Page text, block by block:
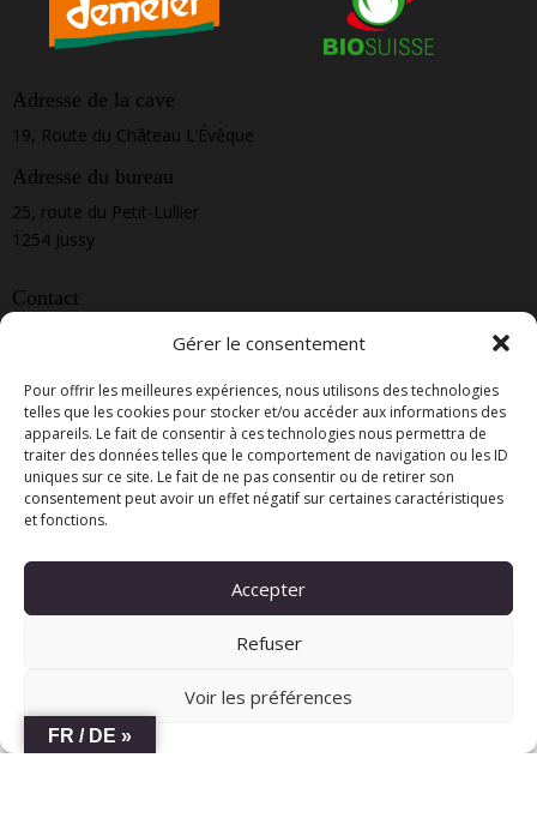
Gérer le consentement
Pour offrir les meilleures expériences, nous utilisons des technologies
telles que les cookies pour stocker et/ou accéder aux informations des
appareils. Le fait de consentir à ces technologies nous permettra de
traiter des données telles que le comportement de navigation ou les ID
uniques sur ce site. Le fait de ne pas consentir ou de retirer son
consentement peut avoir un effet négatif sur certaines caractéristiques
et fonctions.
Accepter
Refuser
Voir les préférences
Adresse de la cave
19, Route du Château L’Évêque
Adresse du bureau
25, route du Petit-Lullier
1254 Jussy
Contact
chateauleveque@bluewin.ch
+41 22 759 01 90
+41 79 263 22 65
+41 79 620 61 35
Château l’Evêque © 2026. All Rights Reserved.
FR / DE »